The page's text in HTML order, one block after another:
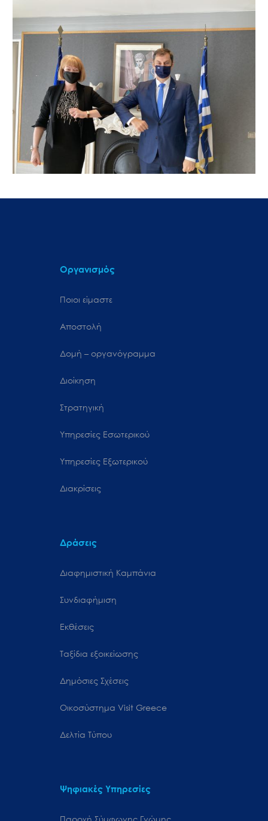
Οργανισμός
Ποιοι είμαστε
Αποστολή
Δομή – οργανόγραμμα
Διοίκηση
Στρατηγική
Υπηρεσίες Εσωτερικού
Υπηρεσίες Εξωτερικού
Διακρίσεις
Δράσεις
Διαφημιστική Καμπάνια
Συνδιαφήμιση
Εκθέσεις
Ταξίδια εξοικείωσης
Δημόσιες Σχέσεις
Oικοσύστημα Visit Greece
Δελτία Τύπου
Ψηφιακές Υπηρεσίες
Παροχή Σύμφωνης Γνώμης